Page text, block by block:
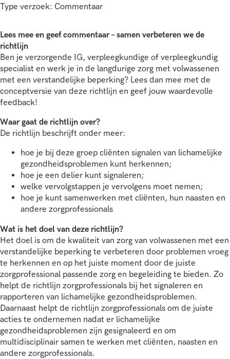
Type verzoek: Commentaar
Lees mee en geef commentaar – samen verbeteren we de
richtlijn
Ben je verzorgende IG, verpleegkundige of verpleegkundig
specialist en werk je in de langdurige zorg met volwassenen
met een verstandelijke beperking? Lees dan mee met de
conceptversie van deze richtlijn en geef jouw waardevolle
feedback!
Waar gaat de richtlijn over?
De richtlijn beschrijft onder meer:
hoe je bij deze groep cliënten signalen van lichamelijke
gezondheidsproblemen kunt herkennen;
hoe je een delier kunt signaleren;
welke vervolgstappen je vervolgens moet nemen;
hoe je kunt samenwerken met cliënten, hun naasten en
andere zorgprofessionals
Wat is het doel van deze richtlijn?
Het doel is om de kwaliteit van zorg van volwassenen met een
verstandelijke beperking te verbeteren door problemen vroeg
te herkennen en op het juiste moment door de juiste
zorgprofessional passende zorg en begeleiding te bieden. Zo
helpt de richtlijn zorgprofessionals bij het signaleren en
rapporteren van lichamelijke gezondheidsproblemen.
Daarnaast helpt de richtlijn zorgprofessionals om de juiste
acties te ondernemen nadat er lichamelijke
gezondheidsproblemen zijn gesignaleerd en om
multidisciplinair samen te werken met cliënten, naasten en
andere zorgprofessionals.